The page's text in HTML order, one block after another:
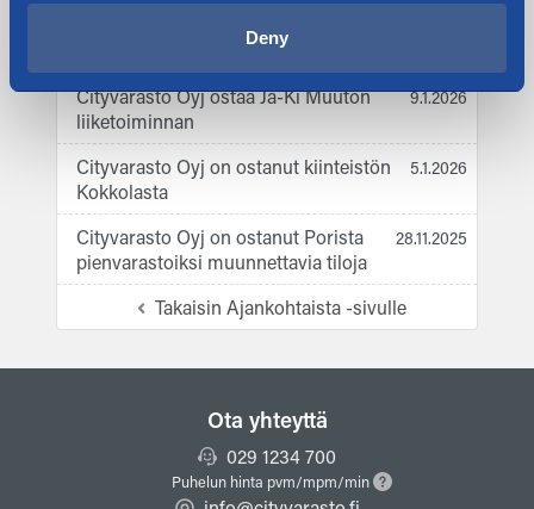
Deny
liikennejärjestely. Kulku kiinteistölle
Tiilenvalajantien kautta.
Cityvarasto Oyj ostaa Ja-Ki Muuton
liiketoiminnan
9.1.2026
Cityvarasto Oyj on ostanut kiinteistön
Kokkolasta
5.1.2026
Cityvarasto Oyj on ostanut Porista
pienvarastoiksi muunnettavia tiloja
28.11.2025
Takaisin Ajankohtaista -sivulle
Ota yhteyttä
029 1234 700
Puhelun hinta pvm/mpm/min